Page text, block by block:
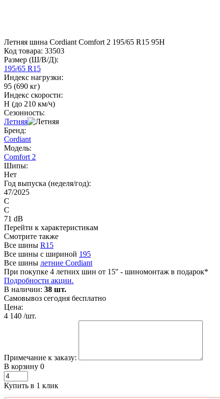
Летняя шина Cordiant Comfort 2 195/65 R15 95H
Код товара: 33503
Размер (Ш/В/Д):
195/65 R15
Индекс нагрузки:
95 (690 кг)
Индекс скорости:
H (до 210 км/ч)
Сезонность:
Летняя
Бренд:
Cordiant
Модель:
Comfort 2
Шипы:
Нет
Год выпуска (неделя/год):
47/2025
C
C
71 dB
Перейти к характеристикам
Смотрите также
Все шины R15
Все шины с шириной 195
Все шины летние Cordiant
При покупке 4 летних шин от 15'' - шиномонтаж в подарок*
Подробности акции.
В наличии: 38 шт.
Самовывоз сегодня бесплатно
Цена:
4 140 /шт.
Примечание к заказу:
В корзину 0
Купить в 1 клик